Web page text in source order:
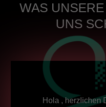
WAS
UNS
Hola , herzlichen